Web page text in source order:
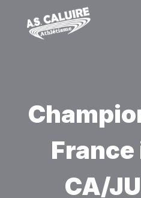
CA/